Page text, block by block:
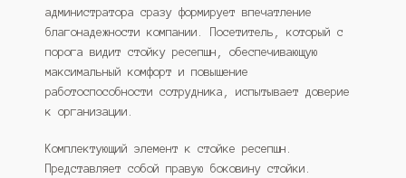
администратора сразу формирует впечатление
благонадежности компании. Посетитель, который с
порога видит стойку ресепшн, обеспечивающую
максимальный комфорт и повышение
работоспособности сотрудника, испытывает доверие
к организации.
Комплектующий элемент к стойке ресепшн.
Представляет собой правую боковину стойки.